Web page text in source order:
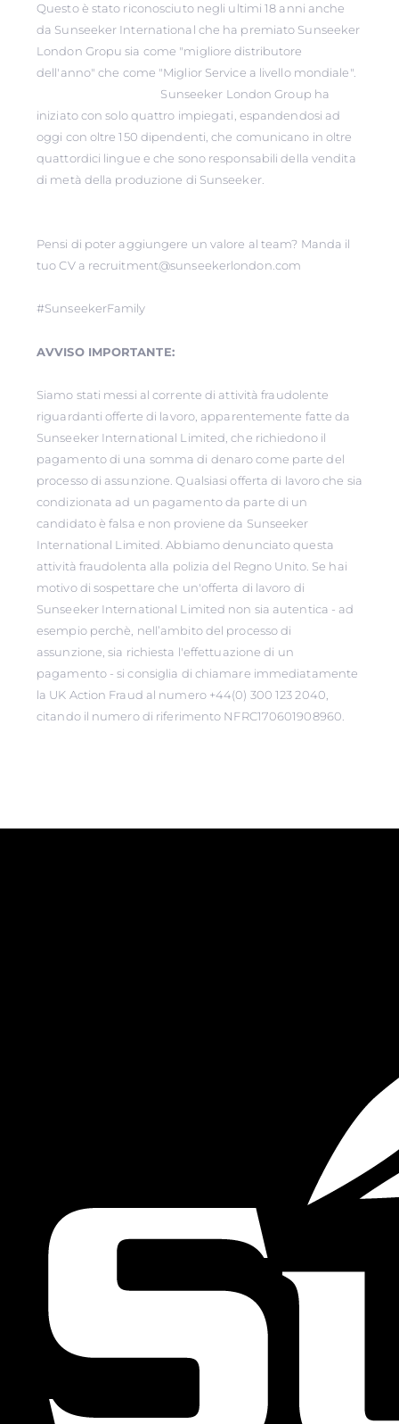
Questo è stato riconosciuto negli ultimi 18 anni anche
da Sunseeker International che ha premiato Sunseeker
London Gropu sia come "migliore distributore
dell'anno" che come "Miglior Service a livello mondiale".
Sunseeker London Group ha
iniziato con solo quattro impiegati, espandendosi ad
oggi con oltre 150 dipendenti, che comunicano in oltre
quattordici lingue e che sono responsabili della vendita
di metà della produzione di Sunseeker.
Pensi di poter aggiungere un valore al team? Manda il
tuo CV a recruitment@sunseekerlondon.com
#SunseekerFamily
AVVISO IMPORTANTE:
Siamo stati messi al corrente di attività fraudolente
riguardanti offerte di lavoro, apparentemente fatte da
Sunseeker International Limited, che richiedono il
pagamento di una somma di denaro come parte del
processo di assunzione. Qualsiasi offerta di lavoro che sia
condizionata ad un pagamento da parte di un
candidato è falsa e non proviene da Sunseeker
International Limited. Abbiamo denunciato questa
attività fraudolenta alla polizia del Regno Unito. Se hai
motivo di sospettare che un'offerta di lavoro di
Sunseeker International Limited non sia autentica - ad
esempio perchè, nell’ambito del processo di
assunzione, sia richiesta l'effettuazione di un
pagamento - si consiglia di chiamare immediatamente
la UK Action Fraud al numero +44(0) 300 123 2040,
citando il numero di riferimento NFRC170601908960.